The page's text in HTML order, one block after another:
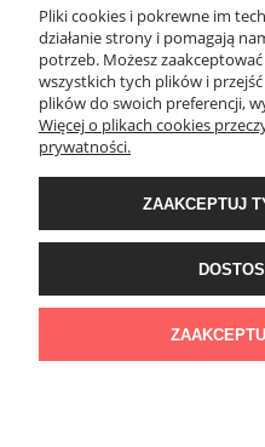
Wyposażenie łazienek Łazienki.eco
sklep@lazienki.eco | Tel.: 600 012
Stoń | NIP:
Pliki cookies i pokrewne im
działanie strony i pomagają
potrzeb. Możesz
wszystkich tych plików i
plików do swoich preferencji,
Więcej o plikach cookies
prywatności.
ZAAKCEPTUJ